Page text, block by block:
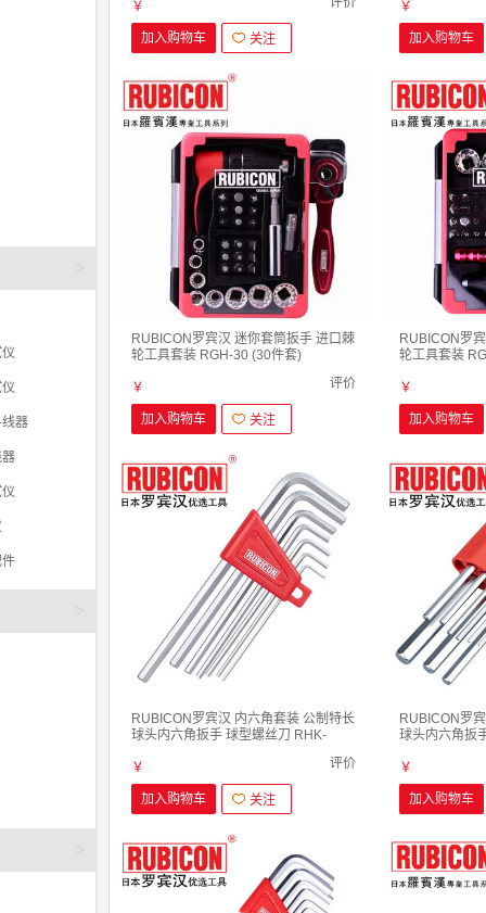
器
￥
加入购物车 关注
￥
加入购物车
RUBICON罗宾汉 迷你套筒扳手 进口棘
轮工具套装 RGH-30 (30件套)
￥ 评价
加入购物车 关注
RUBICON罗
轮工具套装
￥
加入购物车
RUBICON罗宾汉 内六角套装 公制特长
球头内六角扳手 球型螺丝刀 RHK-
￥
评价
加入购物车 关注
RUBICON罗
球头内六角扳
￥
加入购物车